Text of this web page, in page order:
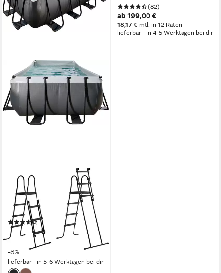
EXIT
Framepool (Set, 3-tlg), BxLxH:
200x400x122 cm, mit
Sandfilteranlage und Leiter
(3)
780,34 € UVP
849,00 €
22,66 €
mtl. in 48 Raten
-8%
lieferbar - in 5-6 Werktagen bei dir
(82)
ab 199,00 €
18,17 € mtl. in 12 Raten
lieferbar - in 4-5 Werktagen bei dir